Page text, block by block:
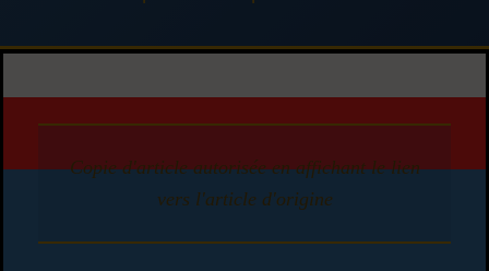
Copie d'article autorisée en affichant le lien
vers l'article d'origine